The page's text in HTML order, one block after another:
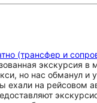
(трансфер и
экскурсия
но нас обманул и
на рейсовом